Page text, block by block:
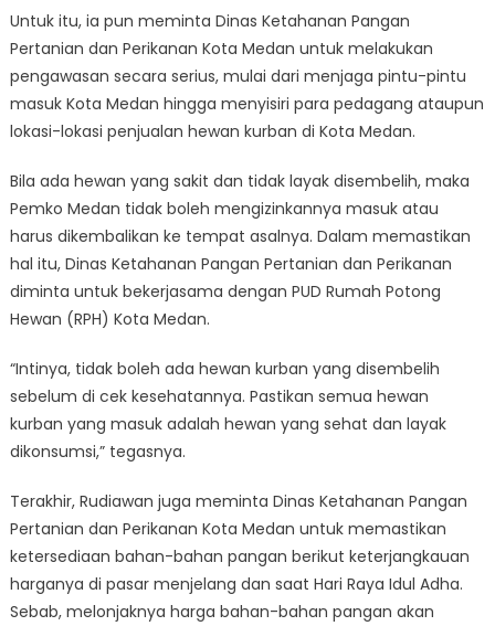
Untuk itu, ia pun meminta Dinas Ketahanan Pangan
Pertanian dan Perikanan Kota Medan untuk melakukan
pengawasan secara serius, mulai dari menjaga pintu-pintu
masuk Kota Medan hingga menyisiri para pedagang ataupun
lokasi-lokasi penjualan hewan kurban di Kota Medan.
Bila ada hewan yang sakit dan tidak layak disembelih, maka
Pemko Medan tidak boleh mengizinkannya masuk atau
harus dikembalikan ke tempat asalnya. Dalam memastikan
hal itu, Dinas Ketahanan Pangan Pertanian dan Perikanan
diminta untuk bekerjasama dengan PUD Rumah Potong
Hewan (RPH) Kota Medan.
“Intinya, tidak boleh ada hewan kurban yang disembelih
sebelum di cek kesehatannya. Pastikan semua hewan
kurban yang masuk adalah hewan yang sehat dan layak
dikonsumsi,” tegasnya.
Terakhir, Rudiawan juga meminta Dinas Ketahanan Pangan
Pertanian dan Perikanan Kota Medan untuk memastikan
ketersediaan bahan-bahan pangan berikut keterjangkauan
harganya di pasar menjelang dan saat Hari Raya Idul Adha.
Sebab, melonjaknya harga bahan-bahan pangan akan